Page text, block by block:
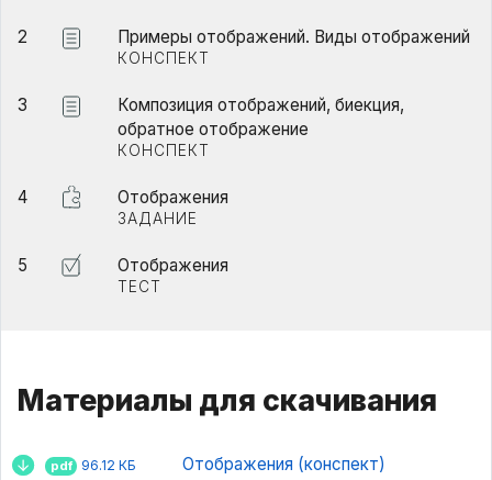
2 Примеры отображений. Виды отображений
КОНСПЕКТ
3
Композиция отображений, биекция,
обратное отображение
КОНСПЕКТ
4 Отображения
ЗАДАНИЕ
5 Отображения
ТЕСТ
Материалы для скачивания
pdf 96.12 КБ Отображения (конспект)